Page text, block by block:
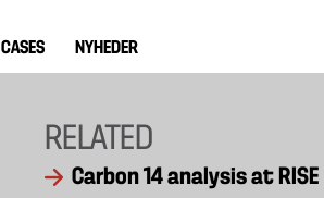
CASES NYHEDER
RELATED
Carbon 14 analysis at RISE